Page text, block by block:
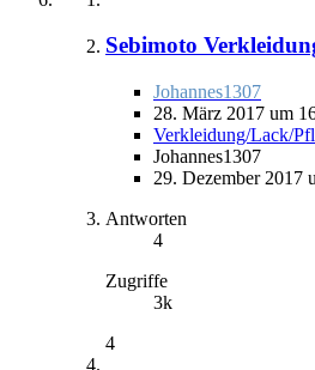
Sebimoto
Johannes1307
28. März 2017 um
Verkleidung/Lack/
Johannes1307
29. Dezember 2017
Antworten
4
Zugriffe
3k
4